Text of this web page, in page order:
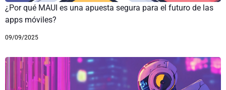
¿Por qué MAUI es una apuesta segura para el futuro de las
apps móviles?
09/09/2025